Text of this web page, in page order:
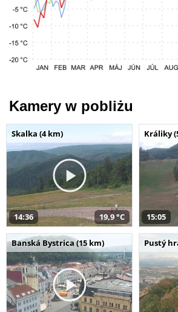
Kamery w pobliżu
Skalka (4 km)
14:36 19,9 °C
Králiky
15:05
Banská Bystrica (15 km) Pustý